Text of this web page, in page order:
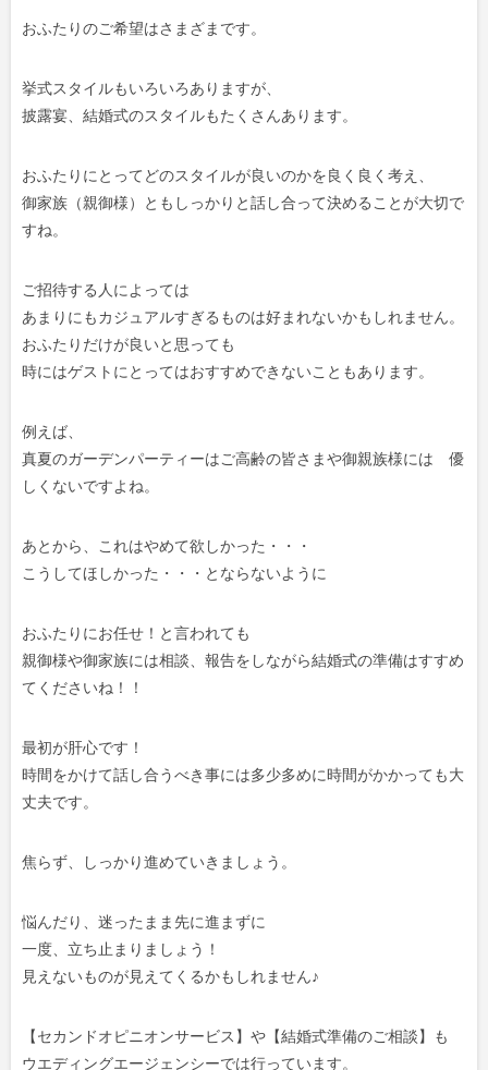
おふたりのご希望はさまざまです。
挙式スタイルもいろいろありますが、
披露宴、結婚式のスタイルもたくさんあります。
おふたりにとってどのスタイルが良いのかを良く良く考え、
御家族（親御様）ともしっかりと話し合って決めることが大切で
すね。
ご招待する人によっては
あまりにもカジュアルすぎるものは好まれないかもしれません。
おふたりだけが良いと思っても
時にはゲストにとってはおすすめできないこともあります。
例えば、
真夏のガーデンパーティーはご高齢の皆さまや御親族様には 優
しくないですよね。
あとから、これはやめて欲しかった・・・
こうしてほしかった・・・とならないように
おふたりにお任せ！と言われても
親御様や御家族には相談、報告をしながら結婚式の準備はすすめ
てくださいね！！
最初が肝心です！
時間をかけて話し合うべき事には多少多めに時間がかかっても大
丈夫です。
焦らず、しっかり進めていきましょう。
悩んだり、迷ったまま先に進まずに
一度、立ち止まりましょう！
見えないものが見えてくるかもしれません♪
【セカンドオピニオンサービス】や【結婚式準備のご相談】も
ウエディングエージェンシーでは行っています。